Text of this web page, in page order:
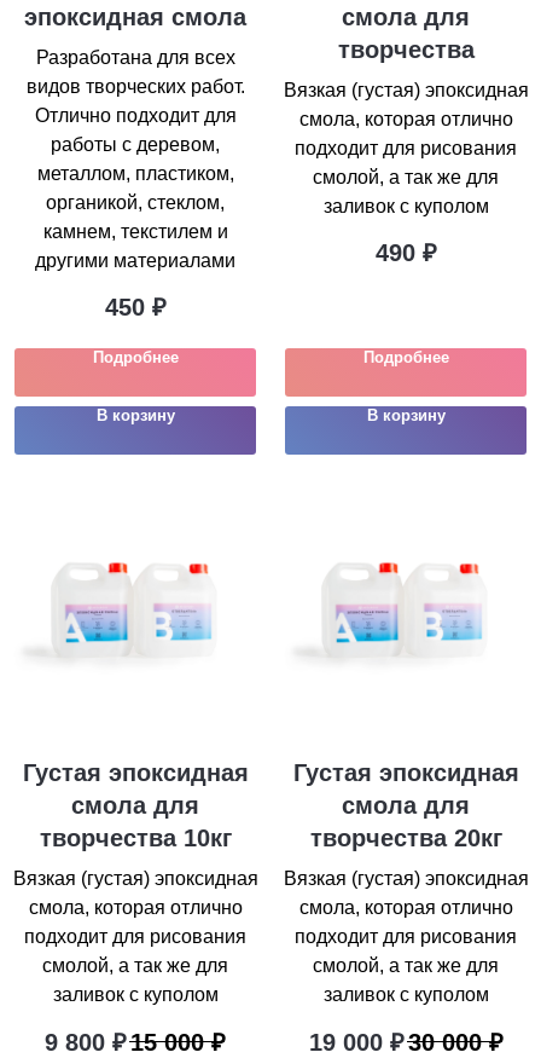
эпоксидная смола
Разработана для всех
видов творческих работ.
Отлично подходит для
работы с деревом,
металлом, пластиком,
органикой, стеклом,
камнем, текстилем и
другими материалами
450 ₽
Подробнее
В корзину
смола для
творчества
Вязкая (густая) эпоксидная
смола, которая отлично
подходит для рисования
смолой, а так же для
заливок с куполом
490 ₽
Подробнее
В корзину
Густая эпоксидная
смола для
творчества 10кг
Вязкая (густая) эпоксидная
смола, которая отлично
подходит для рисования
смолой, а так же для
заливок с куполом
9 800 ₽15 000 ₽
Густая эпоксидная
смола для
творчества 20кг
Вязкая (густая) эпоксидная
смола, которая отлично
подходит для рисования
смолой, а так же для
заливок с куполом
19 000 ₽30 000 ₽
ГЛАВНАЯ